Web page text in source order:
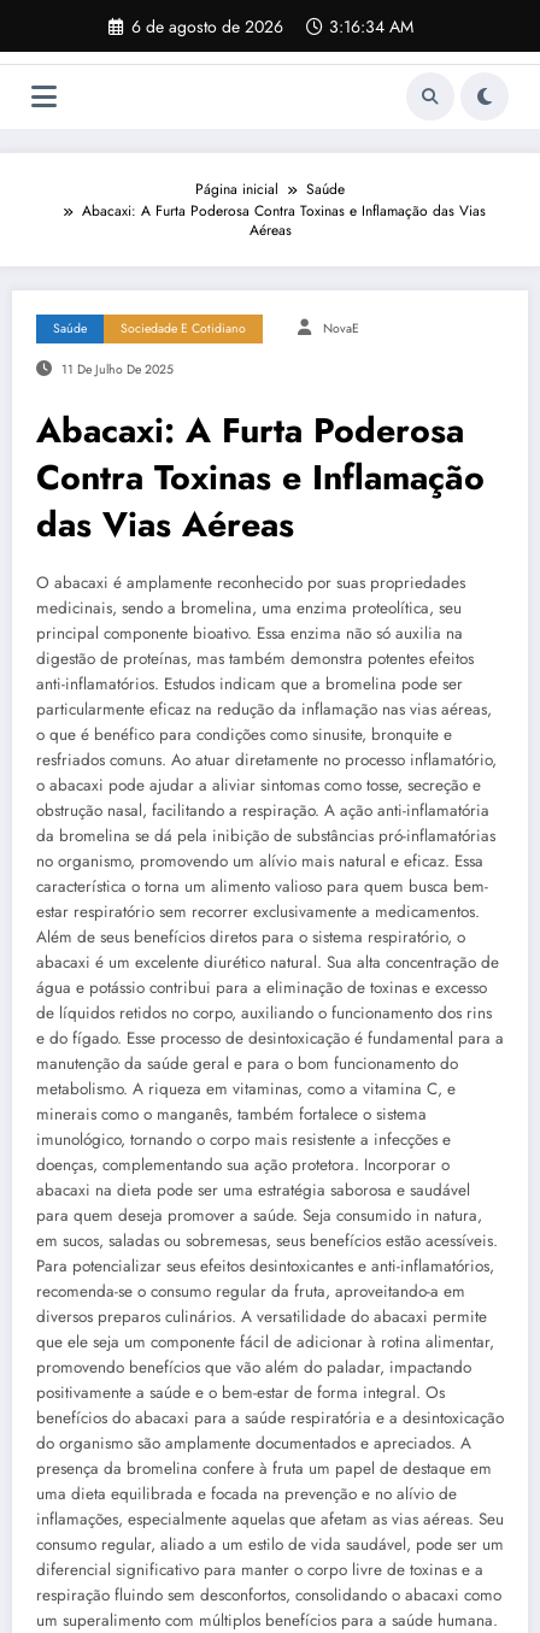
o
6 de agosto de 2026 3:16:35 AM
Página inicial
Saúde
Abacaxi: A Furta Poderosa Contra Toxinas e Inflamação das Vias
Aéreas
Saúde Sociedade E Cotidiano NovaE
11 De Julho De 2025
Abacaxi: A Furta Poderosa
Contra Toxinas e Inflamação
das Vias Aéreas
O abacaxi é amplamente reconhecido por suas propriedades
medicinais, sendo a bromelina, uma enzima proteolítica, seu
principal componente bioativo. Essa enzima não só auxilia na
digestão de proteínas, mas também demonstra potentes efeitos
anti-inflamatórios. Estudos indicam que a bromelina pode ser
particularmente eficaz na redução da inflamação nas vias aéreas,
o que é benéfico para condições como sinusite, bronquite e
resfriados comuns. Ao atuar diretamente no processo inflamatório,
o abacaxi pode ajudar a aliviar sintomas como tosse, secreção e
obstrução nasal, facilitando a respiração. A ação anti-inflamatória
da bromelina se dá pela inibição de substâncias pró-inflamatórias
no organismo, promovendo um alívio mais natural e eficaz. Essa
característica o torna um alimento valioso para quem busca bem-
estar respiratório sem recorrer exclusivamente a medicamentos.
Além de seus benefícios diretos para o sistema respiratório, o
abacaxi é um excelente diurético natural. Sua alta concentração de
água e potássio contribui para a eliminação de toxinas e excesso
de líquidos retidos no corpo, auxiliando o funcionamento dos rins
e do fígado. Esse processo de desintoxicação é fundamental para a
manutenção da saúde geral e para o bom funcionamento do
metabolismo. A riqueza em vitaminas, como a vitamina C, e
minerais como o manganês, também fortalece o sistema
imunológico, tornando o corpo mais resistente a infecções e
doenças, complementando sua ação protetora. Incorporar o
abacaxi na dieta pode ser uma estratégia saborosa e saudável
para quem deseja promover a saúde. Seja consumido in natura,
em sucos, saladas ou sobremesas, seus benefícios estão acessíveis.
Para potencializar seus efeitos desintoxicantes e anti-inflamatórios,
recomenda-se o consumo regular da fruta, aproveitando-a em
diversos preparos culinários. A versatilidade do abacaxi permite
que ele seja um componente fácil de adicionar à rotina alimentar,
promovendo benefícios que vão além do paladar, impactando
positivamente a saúde e o bem-estar de forma integral. Os
benefícios do abacaxi para a saúde respiratória e a desintoxicação
do organismo são amplamente documentados e apreciados. A
presença da bromelina confere à fruta um papel de destaque em
uma dieta equilibrada e focada na prevenção e no alívio de
inflamações, especialmente aquelas que afetam as vias aéreas. Seu
consumo regular, aliado a um estilo de vida saudável, pode ser um
diferencial significativo para manter o corpo livre de toxinas e a
respiração fluindo sem desconfortos, consolidando o abacaxi como
um superalimento com múltiplos benefícios para a saúde humana.